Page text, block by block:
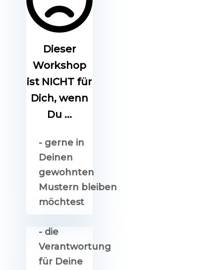
Dieser
Workshop
ist NICHT für
Dich, wenn
Du ...
- gerne in
Deinen
gewohnten
Mustern bleiben
möchtest
- die
Verantwortung
für Deine